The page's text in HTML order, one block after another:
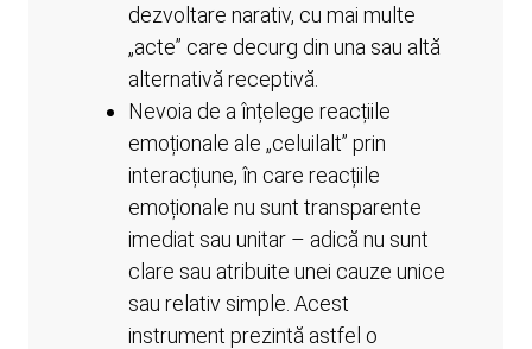
dezvoltare narativ, cu mai multe
„acte” care decurg din una sau altă
alternativă receptivă.
Nevoia de a înțelege reacțiile
emoționale ale „celuilalt” prin
interacțiune, în care reacțiile
emoționale nu sunt transparente
imediat sau unitar – adică nu sunt
clare sau atribuite unei cauze unice
sau relativ simple. Acest
instrument prezintă astfel o